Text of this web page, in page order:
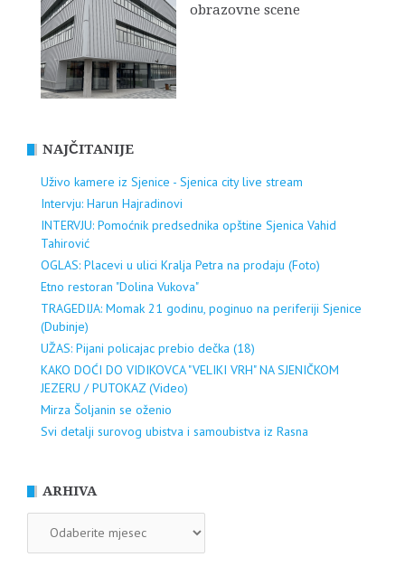
obrazovne scene
NAJČITANIJE
Uživo kamere iz Sjenice - Sjenica city live stream
Intervju: Harun Hajradinovi
INTERVJU: Pomoćnik predsednika opštine Sjenica Vahid
Tahirović
OGLAS: Placevi u ulici Kralja Petra na prodaju (Foto)
Etno restoran "Dolina Vukova"
TRAGEDIJA: Momak 21 godinu, poginuo na periferiji Sjenice
(Dubinje)
UŽAS: Pijani policajac prebio dečka (18)
KAKO DOĆI DO VIDIKOVCA "VELIKI VRH" NA SJENIČKOM
JEZERU / PUTOKAZ (Video)
Mirza Šoljanin se oženio
Svi detalji surovog ubistva i samoubistva iz Rasna
ARHIVA